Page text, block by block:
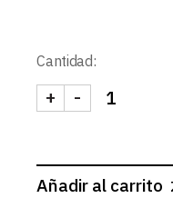
Cantidad:
TIRA 24V
-
+
Añadir al carrito